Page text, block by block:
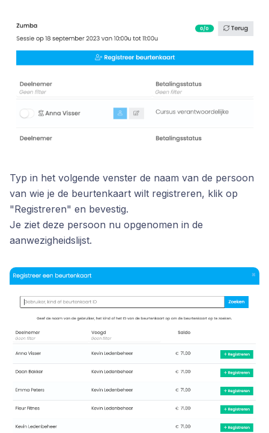
Typ in het volgende venster de naam van de persoon
van wie je de beurtenkaart wilt registreren, klik op
"Registreren" en bevestig.
Je ziet deze persoon nu opgenomen in de
aanwezigheidslijst.